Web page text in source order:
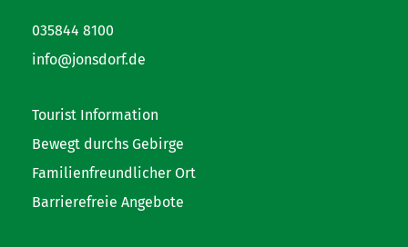
035844 8100
info@jonsdorf.de
Tourist Information
Bewegt durchs Gebirge
Familienfreundlicher Ort
Barrierefreie Angebote